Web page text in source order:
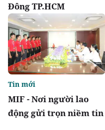
Đông TP.HCM
MIF - Nơi người lao
động gửi trọn niềm tin
Tin mới